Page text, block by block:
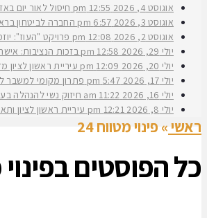
אוגוסט 4, 2026
12:55 pm
חיסול לאור יום
אוגוסט 3, 2026
6:57 pm
החברה לביטחון
אוגוסט 2, 2026
12:08 pm
פרויקט "העוז": יוזמה
יולי 29, 2026
12:58 pm
בזכות הנציבות:
יולי 20, 2026
12:09 pm
עיריית ראשון
יולי 17, 2026
5:47 pm
פתרון מקומי למשבר לאומי: ראשון לציון חנכה את תש״ח 2
יולי 16, 2026
11:22 am
חיזוק נשי להנהלה
יולי 8, 2026
12:21 pm עיריית ראשון לציון
ראשי» פינוי מטווח 24
כל הפוסטים בפינוי